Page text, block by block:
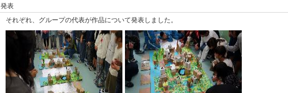
発表
それぞれ、グループの代表が作品について発表しました。